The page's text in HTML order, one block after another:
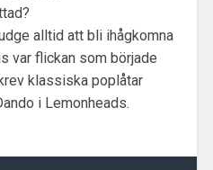
alltid att bli ihågkomna
var flickan som började
klassiska poplåtar
i Lemonheads.